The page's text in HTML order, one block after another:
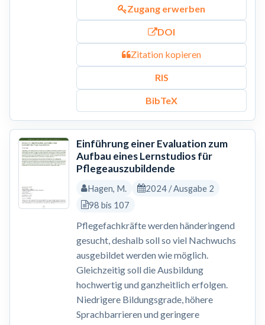
Zugang erwerben
DOI
Zitation kopieren
RIS
BibTeX
Einführung einer Evaluation zum
Aufbau eines Lernstudios für
Pflegeauszubildende
Hagen, M.
2024 / Ausgabe 2
98 bis 107
Pflegefachkräfte werden händeringend
gesucht, deshalb soll so viel Nachwuchs
ausgebildet werden wie möglich.
Gleichzeitig soll die Ausbildung
hochwertig und ganzheitlich erfolgen.
Niedrigere Bildungsgrade, höhere
Sprachbarrieren und geringere